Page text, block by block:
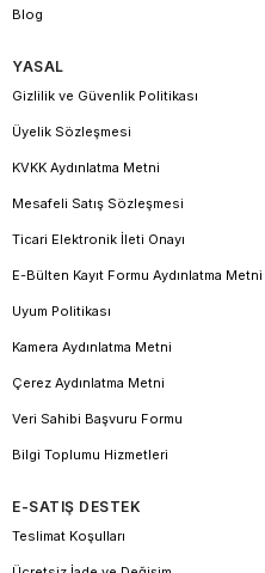
Blog
YASAL
Gizlilik ve Güvenlik Politikası
Üyelik Sözleşmesi
KVKK Aydınlatma Metni
Mesafeli Satış Sözleşmesi
Ticari Elektronik İleti Onayı
E-Bülten Kayıt Formu Aydınlatma Metni
Uyum Politikası
Kamera Aydınlatma Metni
Çerez Aydınlatma Metni
Veri Sahibi Başvuru Formu
Bilgi Toplumu Hizmetleri
E-SATIŞ DESTEK
Teslimat Koşulları